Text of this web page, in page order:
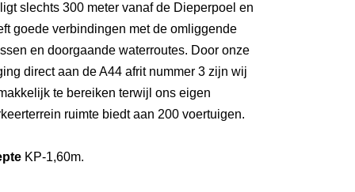
slechts 300 meter vanaf de Dieperpoel en
goede verbindingen met de omliggende
en doorgaande waterroutes. Door onze
direct aan de A44 afrit nummer 3 zijn wij
te bereiken terwijl ons eigen
ruimte biedt aan 200 voertuigen.
KP-1,60m.